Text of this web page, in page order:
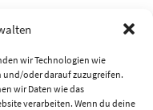
wir Technologien wie
und/oder darauf zuzugreifen.
wir Daten wie das
verarbeiten. Wenn du deine
zum PDF-